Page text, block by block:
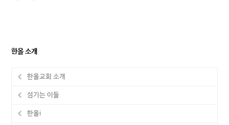
한올 소개
한올교회 소개
섬기는 이들
한올i